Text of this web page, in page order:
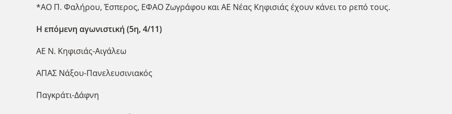
*ΑΟ Π. Φαλήρου, Έσπερος, ΕΦΑΟ Ζωγράφου και ΑΕ Νέας Κηφισιάς έχουν κάνει το ρεπό τους.
Η επόμενη αγωνιστική (5η, 4/11)
ΑΕ N. Κηφισιάς-Αιγάλεω
ΑΠΑΣ Νάξου-Πανελευσινιακός
Παγκράτι-Δάφνη